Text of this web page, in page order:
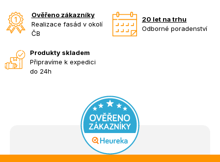
Ověřeno zákazníky
Realizace fasád v okolí
ČB
20 let na trhu
Odborné poradenství
Produkty skladem
Připravíme k expedici
do 24h